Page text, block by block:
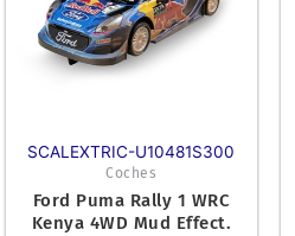
SCALEXTRIC-U10481S300
Coches
Ford Puma Rally 1 WRC
Kenya 4WD Mud Effect.